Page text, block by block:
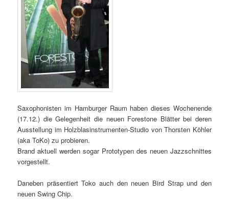
Saxophonisten im Hamburger Raum haben dieses Wochenende
(17.12.) die Gelegenheit die neuen Forestone Blätter bei deren
Ausstellung im Holzblasinstrumenten-Studio von Thorsten Köhler
(aka ToKo) zu probieren.
Brand aktuell werden sogar Prototypen des neuen Jazzschnittes
vorgestellt.
Daneben präsentiert Toko auch den neuen Bird Strap und den
neuen Swing Chip.